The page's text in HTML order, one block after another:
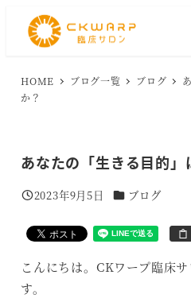
HOME ブログ一覧 ブログ
か？
あなたの「生きる目的」
投稿日
2023年9月5日 カテゴリー
ブログ
こんにちは。CKワープ臨床
す。